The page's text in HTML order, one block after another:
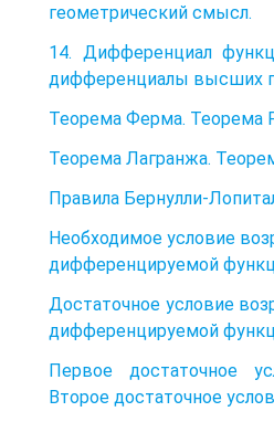
геометрический смысл.
14. Дифференциал
дифференциалы высших
Теорема Ферма. Теорема
Теорема Лагранжа.
Правила Бернулли-
Необходимое условие
дифференцируемой
Достаточное условие
дифференцируемой
Первое достаточное
Второе достаточное